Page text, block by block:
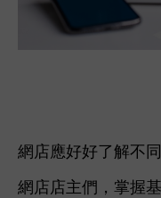
網店應好好了解不
網店店主們，掌握